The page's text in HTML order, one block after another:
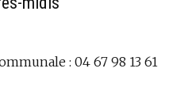
: 04 67 98 13 61